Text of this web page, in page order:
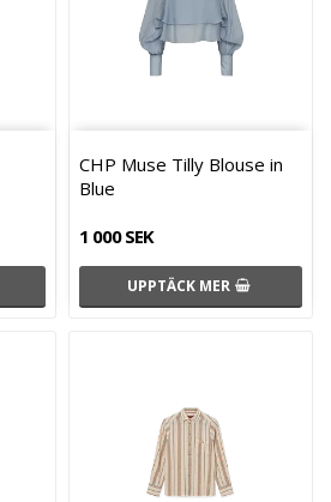
CHP Muse Tilly Blouse in
Blue
1 000 SEK
UPPTÄCK MER